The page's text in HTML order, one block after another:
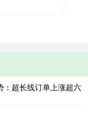
：超长线订单上涨超六